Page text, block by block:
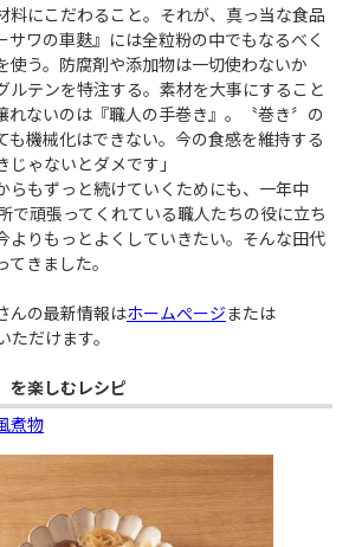
料にこだわること。それが、真っ当な食品
サワの車麩』には全粒粉の中でもなるべく
使う。防腐剤や添加物は一切使わないか
ルテンを特注する。素材を大事にすること
れないのは『職人の手巻き』。〝巻き〞の
も機械化はできない。今の食感を維持する
ゃないとダメです」
らもずっと続けていくためにも、一年中
で頑張ってくれている職人たちの役に立ち
よりもっとよくしていきたい。そんな田代
きました。
んの最新情報はホームぺージまたは
ただけます。
を楽しむレシピ
煮物